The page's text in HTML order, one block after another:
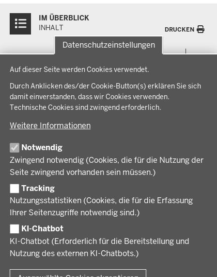
Datenschutzeinstellungen
Auf dieser Seite werden Cookies verwendet.
Durch Anklicken des/der Cookie-Button(s) erklären Sie sich
damit einverstanden, dass wir Cookies verwenden.
Technische Cookies sind zwingend erforderlich.
Weitere Informationen
Notwendig
Zwingend notwendig (Cookies, die für die Nutzung der
Seite zwingend vorhanden sein müssen.)
Tracking
Nutzungsstatistiken (Cookies, die für die Erfassung
Ihrer Seitenzugriffe notwendig sind.)
KI-Chatbot
KI-Chatbot (Erforderlich für die Bereitstellung und
Nutzung des externen KI-Chatbots.)
Inhalte
IM ÜBERBLICK
INHALT
DRUCKEN
der
Fußzeile
THEMEN
Bauen, Planen und Verkehr
Bildung, Schule und Sport
Regionalplanung und Regionalrat
Wirtschaft, Kultur und Kommunales
IM FOKUS
Energiewende AG
Zusammenarbeit mit den Niederlanden
BEZIRKSREGIERUNG
Regierungsbezirk Münster
Geschichte und Gegenwart
Behördenleitung
Förderlotsinnen und Förderlotsen
KARRIERE UND AUSBILDUNG
Stellenangebote
Ausbildung
Volljurist:in
Praktikum
Stellenangebote im Schulbereich
VERFAHREN UND BEKANNTMACHUNGEN
Amtsblatt
Verfahrensübersichten
PRESSE
Pressemitteilungen
Podcast
© 2026 Bezirksregierung Münster
Fußzeile
Impressum Datenschutz Rechtliche Hinweise